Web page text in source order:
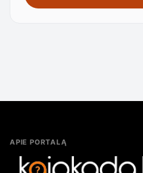
APIE PORTALĄ